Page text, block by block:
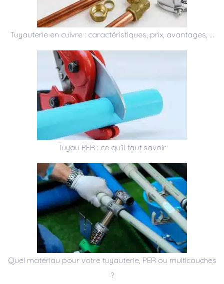
Tuyauterie en cuivre : caractéristiques, prix, avantages, …
Tuyau PER : ce qu’il faut savoir
Quel matériau pour votre tuyauterie, PER ou multicouches
?